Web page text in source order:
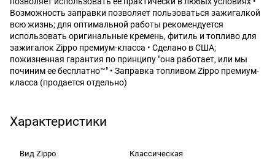
Возможность заправки позволяет пользоваться зажигалкой
всю жизнь; для оптимальной работы рекомендуется
использовать оригинальные кремень, фитиль и топливо для
зажигалок Zippo премиум-класса • Сделано в США;
пожизненная гарантия по принципу "она работает, или мы
починим ее бесплатно™" • Заправка топливом Zippo премиум-
класса (продается отдельно)
Характеристики
Вид Zippo Классическая